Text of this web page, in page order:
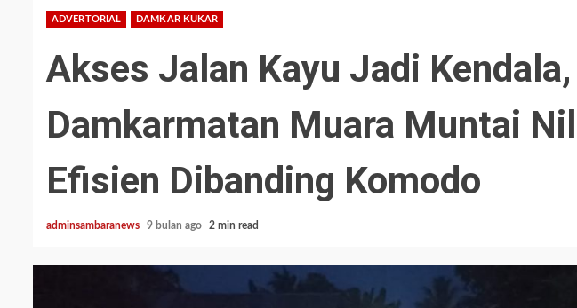
ADVERTORIAL DAMKAR KUKAR
Akses Jalan Kayu Jadi Kendala,
Damkarmatan Muara Muntai
Efisien Dibanding Komodo
adminsambaranews 9 bulan ago 2 min read